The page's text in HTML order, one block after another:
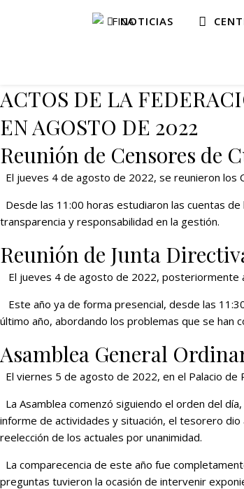
NOTICIAS
ACTOS DE LA
EN AGOSTO DE 2022
Reunión de Censores de
El jueves 4 de agosto de 2022, se reunieron los
Desde las 11:00 horas estudiaron las cuentas
transparencia y responsabilidad en la gestión.
Reunión de Junta
El jueves 4 de agosto de 2022, posteriormente
Este año ya de forma presencial, desde las
último año, abordando los problemas que se han
Asamblea General
El viernes 5 de agosto de 2022, en el Palacio de
La Asamblea comenzó siguiendo el orden del
informe de actividades y situación, el tesorero
reelección de los actuales por unanimidad.
La comparecencia de este año fue
preguntas tuvieron la ocasión de intervenir